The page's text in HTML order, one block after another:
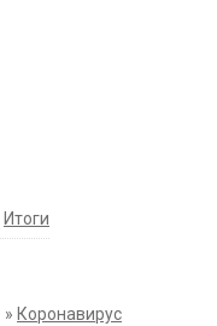
Итоги
» Коронавирус